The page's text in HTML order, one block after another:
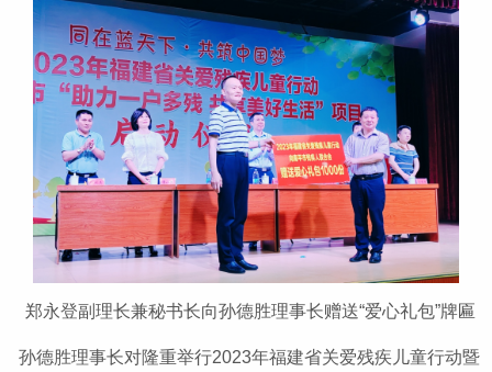
郑永登副理长兼秘书长向孙德胜理事长赠送“爱心礼包”牌匾
孙德胜理事长对隆重举行2023年福建省关爱残疾儿童行动暨